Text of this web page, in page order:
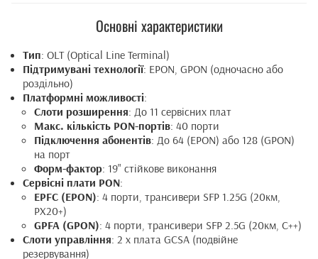
Основні характеристики
Тип: OLT (Optical Line Terminal)
Підтримувані технології: EPON, GPON (одночасно або
роздільно)
Платформні можливості:
Слоти розширення: До 11 сервісних плат
Макс. кількість PON-портів: 40 порти
Підключення абонентів: До 64 (EPON) або 128 (GPON)
на порт
Форм-фактор: 19" стійкове виконання
Сервісні плати PON:
EPFC (EPON): 4 порти, трансивери SFP 1.25G (20км,
PX20+)
GPFA (GPON): 4 порти, трансивери SFP 2.5G (20км, C++)
Слоти управління: 2 x плата GCSA (подвійне
резервування)